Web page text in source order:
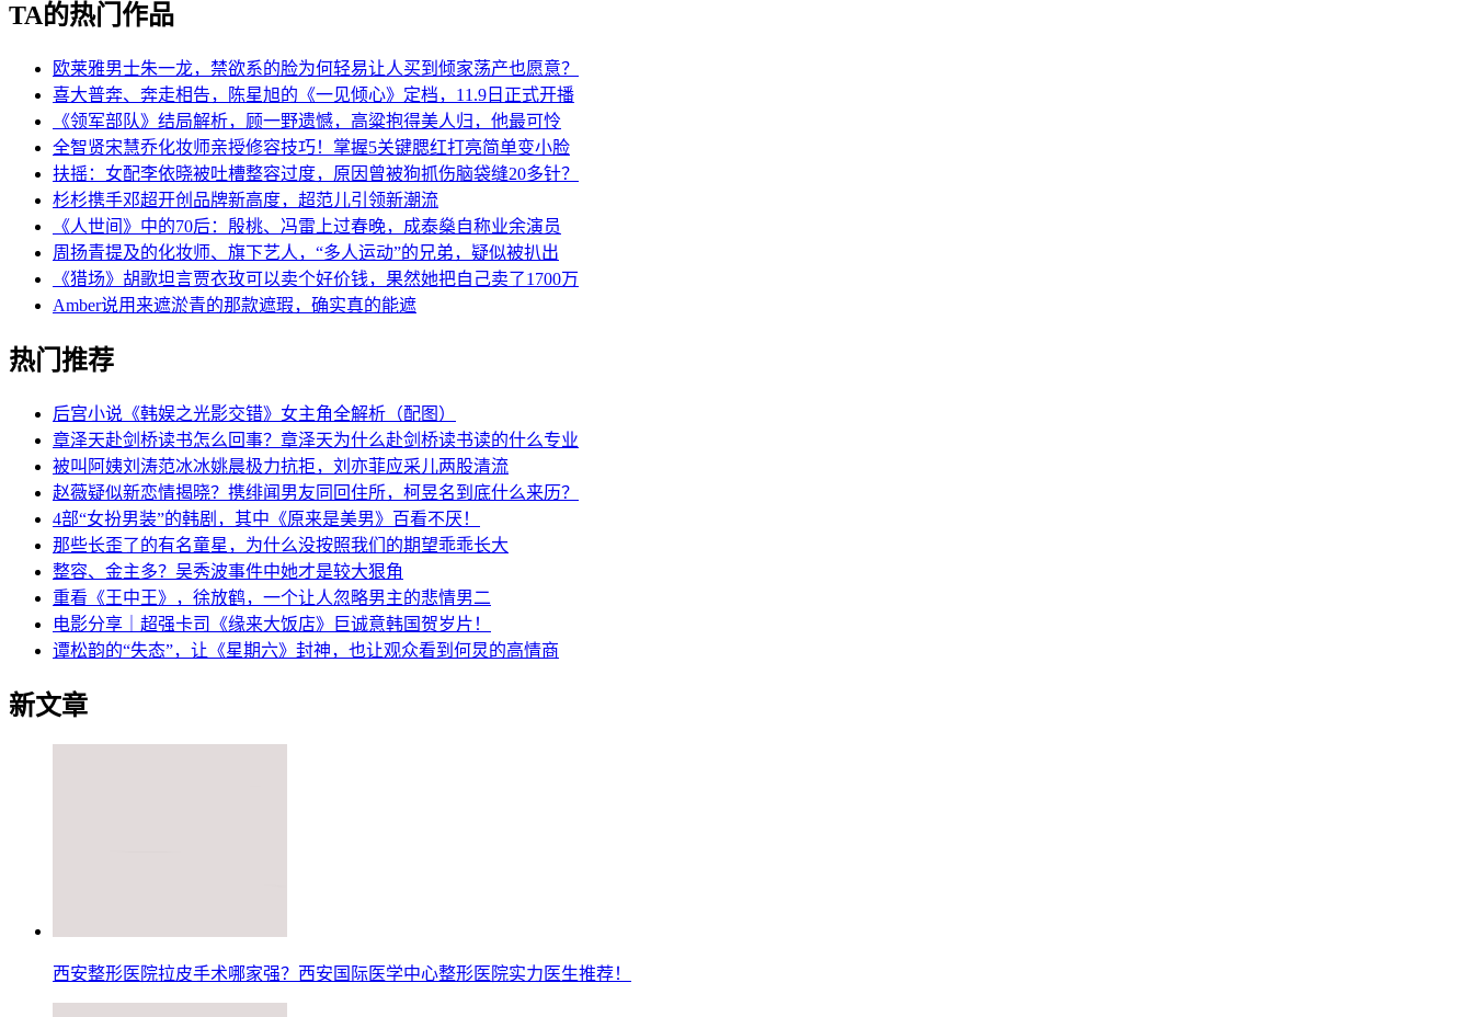
TA的热门作品
欧莱雅男士朱一龙，禁欲系的脸为何轻易让人买到倾家荡产也愿意？
喜大普奔、奔走相告，陈星旭的《一见倾心》定档，11.9日正式开播
《领军部队》结局解析，顾一野遗憾，高粱抱得美人归，他最可怜
全智贤宋慧乔化妆师亲授修容技巧！掌握5关键腮红打亮简单变小脸
扶摇：女配李依晓被吐槽整容过度，原因曾被狗抓伤脑袋缝20多针？
杉杉携手邓超开创品牌新高度，超范儿引领新潮流
《人世间》中的70后：殷桃、冯雷上过春晚，成泰燊自称业余演员
周扬青提及的化妆师、旗下艺人，“多人运动”的兄弟，疑似被扒出
《猎场》胡歌坦言贾衣玫可以卖个好价钱，果然她把自己卖了1700万
Amber说用来遮淤青的那款遮瑕，确实真的能遮
热门推荐
后宫小说《韩娱之光影交错》女主角全解析（配图）
章泽天赴剑桥读书怎么回事？章泽天为什么赴剑桥读书读的什么专业
被叫阿姨刘涛范冰冰姚晨极力抗拒，刘亦菲应采儿两股清流
赵薇疑似新恋情揭晓？携绯闻男友同回住所，柯昱名到底什么来历？
4部“女扮男装”的韩剧，其中《原来是美男》百看不厌！
那些长歪了的有名童星，为什么没按照我们的期望乖乖长大
整容、金主多？吴秀波事件中她才是较大狠角
重看《王中王》，徐放鹤，一个让人忽略男主的悲情男二
电影分享｜超强卡司《缘来大饭店》巨诚意韩国贺岁片！
谭松韵的“失态”，让《星期六》封神，也让观众看到何炅的高情商
新文章
西安整形医院拉皮手术哪家强？西安国际医学中心整形医院实力医生推荐！